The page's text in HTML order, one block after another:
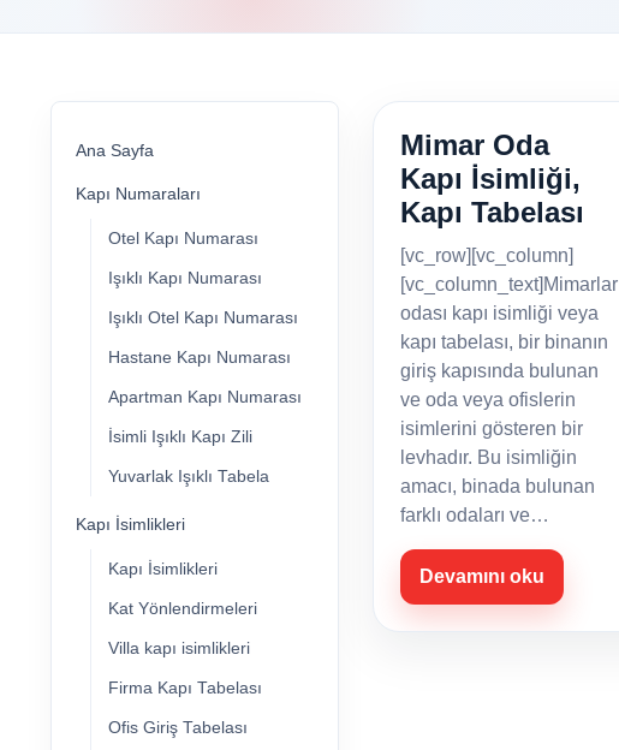
Ana Sayfa
Kapı Numaraları
Otel Kapı Numarası
Işıklı Kapı Numarası
Işıklı Otel Kapı Numarası
Hastane Kapı Numarası
Apartman Kapı Numarası
İsimli Işıklı Kapı Zili
Yuvarlak Işıklı Tabela
Kapı İsimlikleri
Kapı İsimlikleri
Kat Yönlendirmeleri
Villa kapı isimlikleri
Firma Kapı Tabelası
Ofis Giriş Tabelası
Mimar Oda
Kapı İsimliği,
Kapı Tabelası
[vc_row][vc_column]
[vc_column_text]Mimarlar
odası kapı isimliği veya
kapı tabelası, bir binanın
giriş kapısında bulunan
ve oda veya ofislerin
isimlerini gösteren bir
levhadır. Bu isimliğin
amacı, binada bulunan
farklı odaları ve…
Devamını oku